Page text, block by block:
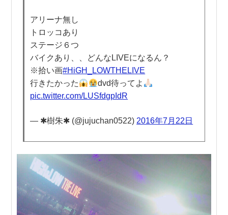
アリーナ無し
トロッコあり
ステージ６つ
バイクあり、、どんなLIVEになるん？
※拾い画#HiGH_LOWTHELIVE
行きたかった
dvd待ってよ
pic.twitter.com/LUSfdgpIdR
— ✱樹朱✱ (@jujuchan0522)2016年7月22日